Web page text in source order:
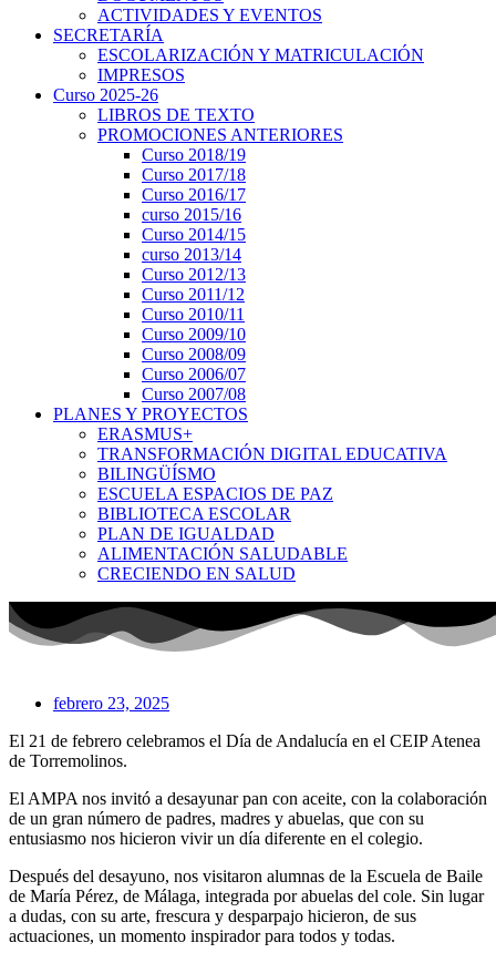
ACTIVIDADES Y EVENTOS
SECRETARÍA
ESCOLARIZACIÓN Y MATRICULACIÓN
IMPRESOS
Curso 2025-26
LIBROS DE TEXTO
PROMOCIONES ANTERIORES
Curso 2018/19
Curso 2017/18
Curso 2016/17
curso 2015/16
Curso 2014/15
curso 2013/14
Curso 2012/13
Curso 2011/12
Curso 2010/11
Curso 2009/10
Curso 2008/09
Curso 2006/07
Curso 2007/08
PLANES Y PROYECTOS
ERASMUS+
TRANSFORMACIÓN DIGITAL EDUCATIVA
BILINGÜÍSMO
ESCUELA ESPACIOS DE PAZ
BIBLIOTECA ESCOLAR
PLAN DE IGUALDAD
ALIMENTACIÓN SALUDABLE
CRECIENDO EN SALUD
febrero 23, 2025
El 21 de febrero celebramos el Día de Andalucía en el CEIP Atenea
de Torremolinos.
El AMPA nos invitó a desayunar pan con aceite, con la colaboración
de un gran número de padres, madres y abuelas, que con su
entusiasmo nos hicieron vivir un día diferente en el colegio.
Después del desayuno, nos visitaron alumnas de la Escuela de Baile
de María Pérez, de Málaga, integrada por abuelas del cole. Sin lugar
a dudas, con su arte, frescura y desparpajo hicieron, de sus
actuaciones, un momento inspirador para todos y todas.